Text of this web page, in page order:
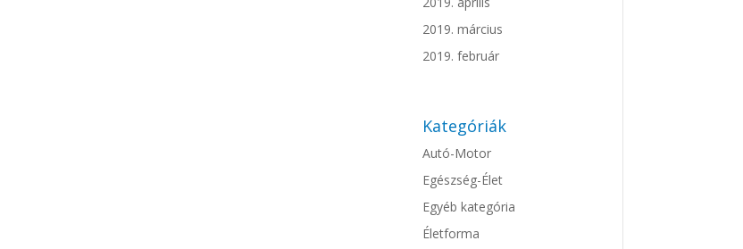
2019. március
2019. február
Kategóriák
Autó-Motor
Egészség-Élet
Egyéb kategória
Életforma